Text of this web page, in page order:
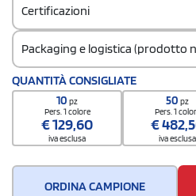
Certificazioni
Packaging e logistica (prodotto
Codice doganale
6601910000000000000000
Quantità per confezione
36 / Inner carton
Quantità per scatola
36
QUANTITÀ CONSIGLIATE
10pz
Pers. 1 colore
€129,60
iva esclusa
50pz
Pers. 1
€
iva esclusa
ORDINA CAMPIONE